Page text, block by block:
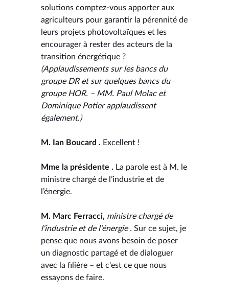
solutions comptez-vous apporter aux
agriculteurs pour garantir la pérennité de
leurs projets photovoltaïques et les
encourager à rester des acteurs de la
transition énergétique ?
(Applaudissements sur les bancs du
groupe DR et sur quelques bancs du
groupe HOR. – MM. Paul Molac et
Dominique Potier applaudissent
également.)
M. Ian Boucard . Excellent !
Mme la présidente . La parole est à M. le
ministre chargé de l’industrie et de
l’énergie.
M. Marc Ferracci, ministre chargé de
l'industrie et de l'énergie . Sur ce sujet, je
pense que nous avons besoin de poser
un diagnostic partagé et de dialoguer
avec la filière – et c'est ce que nous
essayons de faire.